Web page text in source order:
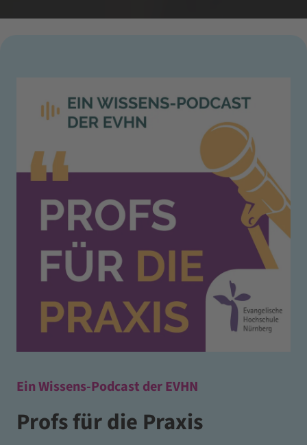
Ein Wissens-Podcast der EVHN
Profs für die Praxis